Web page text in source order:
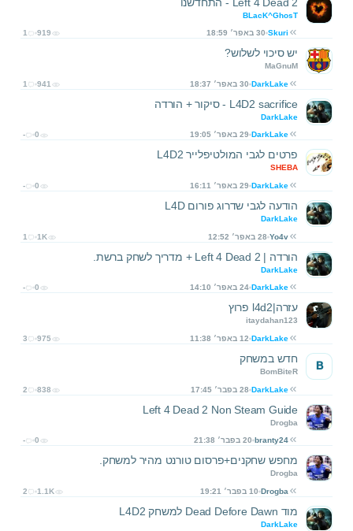
BLacK^GhosT
Skuri 30 באפר׳ 18:59 1 919
יש סיכוי לשלוש?
MaGnuM
DarkLake 30 באפר׳ 18:37 1 941
L4D2 sacrifice - סיקור + הורדה
DarkLake
DarkLake 29 באפר׳ 19:05 - 0
פרטים לגבי המולטיפלייר L4D2
SHEBA
DarkLake 29 באפר׳ 16:11 - 0
הודעה לגבי שדרוג פורום L4D
DarkLake
Yo4v 28 באפר׳ 12:52 1 1K
הורדה | Left 4 Dead 2 + מדריך לשחק ברשת.
DarkLake
DarkLake 24 באפר׳ 14:10 - 0
עזרה|l4d2 פרוץ
itaydahan123
DarkLake 12 באפר׳ 11:38 3 975
חדש במשחק
BomBiteR
DarkLake 28 בפבר׳ 17:45 2 838
B
Left 4 Dead 2 Non Steam Guide
Drogba
branty24 20 בפבר׳ 21:38 - 0
מחפש שחקנים+פרסום טורנט מהיר למשחק.
Drogba
Drogba 10 בפבר׳ 19:21 2 1.1K
מוד Dead Defore Dawn למשחק L4D2
DarkLake